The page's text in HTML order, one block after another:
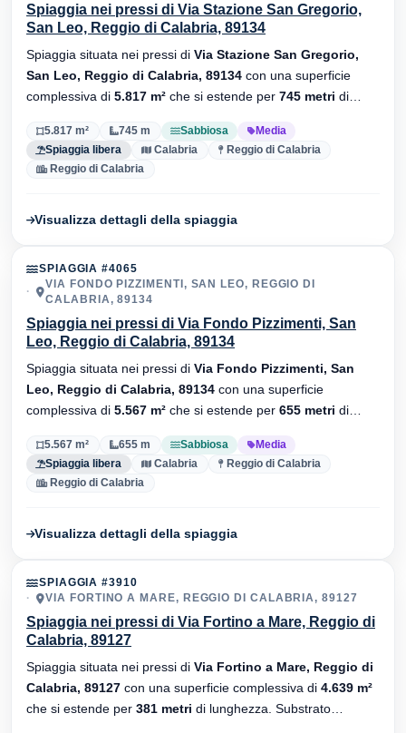
Spiaggia nei pressi di Via Stazione San Gregorio,
San Leo, Reggio di Calabria, 89134
Spiaggia situata nei pressi di Via Stazione San Gregorio,
San Leo, Reggio di Calabria, 89134 con una superficie
complessiva di 5.817 m² che si estende per 745 metri di
5.817 m² 745 m Sabbiosa
Media
Spiaggia libera
Calabria
Reggio di Calabria
Reggio di Calabria
Visualizza dettagli della spiaggia
SPIAGGIA #4065
VIA FONDO PIZZIMENTI, SAN LEO, REGGIO DI
CALABRIA, 89134
Spiaggia nei pressi di Via Fondo Pizzimenti, San
Leo, Reggio di Calabria, 89134
Spiaggia situata nei pressi di Via Fondo Pizzimenti, San
Leo, Reggio di Calabria, 89134 con una superficie
complessiva di 5.567 m² che si estende per 655 metri di
5.567 m² 655 m Sabbiosa
Media
Spiaggia libera
Calabria
Reggio di Calabria
Reggio di Calabria
Visualizza dettagli della spiaggia
SPIAGGIA #3910
VIA FORTINO A MARE, REGGIO DI CALABRIA, 89127
Spiaggia nei pressi di Via Fortino a Mare, Reggio di
Calabria, 89127
Spiaggia situata nei pressi di Via Fortino a Mare, Reggio di
Calabria, 89127 con una superficie complessiva di 4.639 m²
che si estende per 381 metri di lunghezza. Substrato